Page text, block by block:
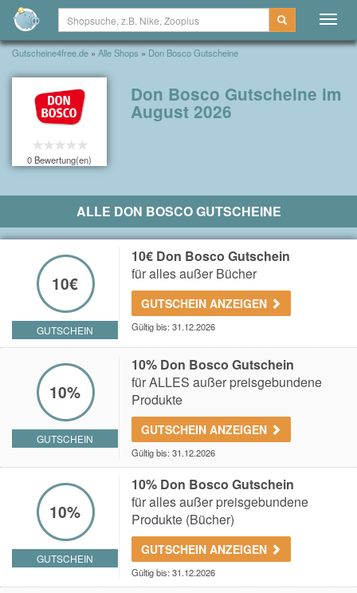
Gutscheine4free.de » Alle Shops » Don Bosco Gutscheine
0 Bewertung(en)
Don Bosco Gutscheine im
August 2026
ALLE DON BOSCO GUTSCHEINE
10€
GUTSCHEIN
10€ Don Bosco Gutschein
für alles außer Bücher
GUTSCHEIN ANZEIGEN
Gültig bis: 31.12.2026
10%
GUTSCHEIN
10% Don Bosco Gutschein
für ALLES außer preisgebundene
Produkte
GUTSCHEIN ANZEIGEN
Gültig bis: 31.12.2026
10%
GUTSCHEIN
10% Don Bosco Gutschein
für alles außer preisgebundene
Produkte (Bücher)
GUTSCHEIN ANZEIGEN
Gültig bis: 31.12.2026